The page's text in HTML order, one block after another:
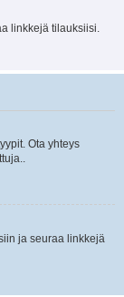
linkkejä tilauksiisi.
Ota yhteys
ja seuraa linkkejä